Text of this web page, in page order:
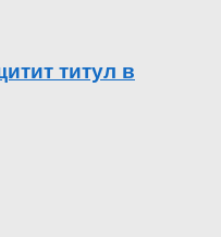
титул в